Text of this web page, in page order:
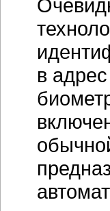
в